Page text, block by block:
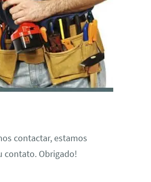
contactar, estamos
contato. Obrigado!